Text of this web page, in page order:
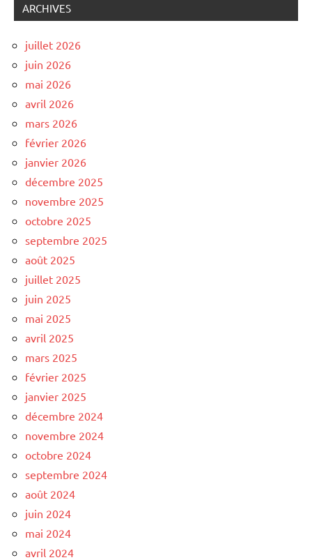
ARCHIVES
juillet 2026
juin 2026
mai 2026
avril 2026
mars 2026
février 2026
janvier 2026
décembre 2025
novembre 2025
octobre 2025
septembre 2025
août 2025
juillet 2025
juin 2025
mai 2025
avril 2025
mars 2025
février 2025
janvier 2025
décembre 2024
novembre 2024
octobre 2024
septembre 2024
août 2024
juin 2024
mai 2024
avril 2024